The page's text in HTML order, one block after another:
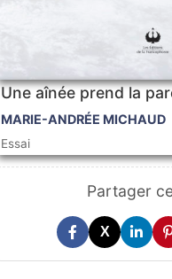
Une aînée prend la
MARIE-ANDRÉE MICHAUD
Essai
Partager
X